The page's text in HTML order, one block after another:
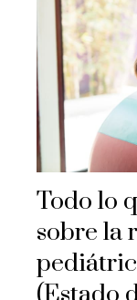
Todo lo
sobre la